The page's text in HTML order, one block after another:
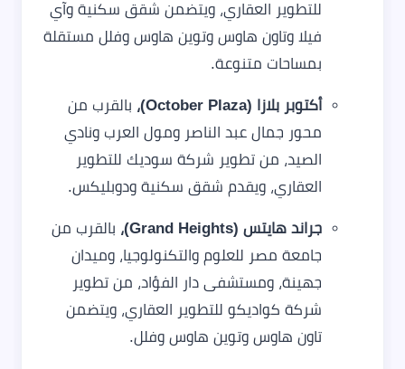
للتطوير العقاري، ويتضمن شقق سكنية وآي
فيلا وتاون هاوس وتوين هاوس وفلل مستقلة
بمساحات متنوعة.
أكتوبر بلازا (October Plaza)،
بالقرب من
محور جمال عبد الناصر ومول العرب ونادي
الصيد، من تطوير شركة سوديك للتطوير
العقاري، ويقدم شقق سكنية ودوبليكس.
جراند هايتس (Grand Heights)،
بالقرب من
جامعة مصر للعلوم والتكنولوجيا، وميدان
جهينة، ومستشفى دار الفؤاد، من تطوير
شركة كواديكو للتطوير العقاري، ويتضمن
تاون هاوس وتوين هاوس وفلل.